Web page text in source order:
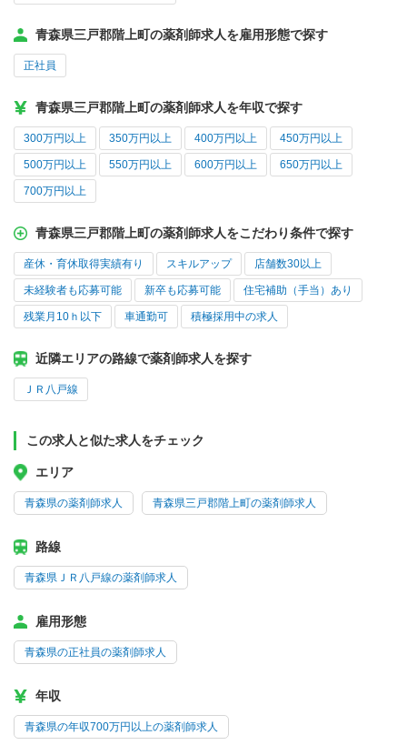
青森県三戸郡階上町の薬剤師求人を雇用形態で探す
正社員
青森県三戸郡階上町の薬剤師求人を年収で探す
300万円以上 350万円以上 400万円以上 450万円以上
500万円以上 550万円以上 600万円以上 650万円以上
700万円以上
青森県三戸郡階上町の薬剤師求人をこだわり条件で探す
産休・育休取得実績有り スキルアップ 店舗数30以上
未経験者も応募可能 新卒も応募可能 住宅補助（手当）あり
残業月10ｈ以下 車通勤可 積極採用中の求人
近隣エリアの路線で薬剤師求人を探す
ＪＲ八戸線
この求人と似た求人をチェック
エリア
青森県の薬剤師求人 青森県三戸郡階上町の薬剤師求人
路線
青森県ＪＲ八戸線の薬剤師求人
雇用形態
青森県の正社員の薬剤師求人
年収
青森県の年収700万円以上の薬剤師求人